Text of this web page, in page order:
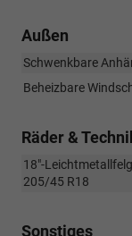
Außen
Schwenkbare
Beheizbare
Räder &
18"-
205/45 R18
Sonstiges